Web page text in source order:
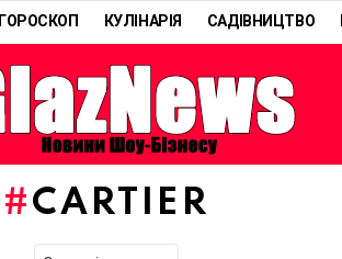
ГОРОСКОП КУЛІНАРІЯ САДІВНИЦТВО
CARTIER